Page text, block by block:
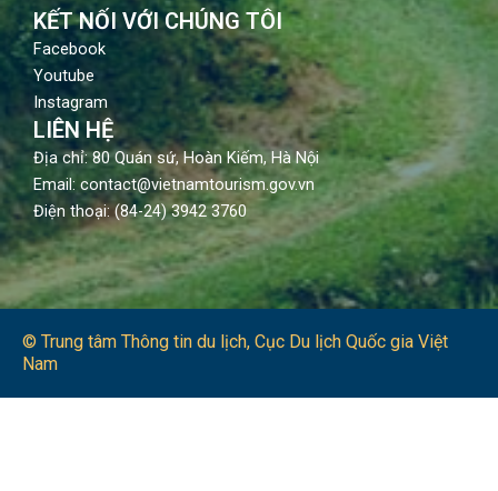
KẾT NỐI VỚI CHÚNG TÔI
Facebook
Youtube
Instagram
LIÊN HỆ
Địa chỉ: 80 Quán sứ, Hoàn Kiếm, Hà Nội
Email: contact@vietnamtourism.gov.vn
Điện thoại: (84-24) 3942 3760
© Trung tâm Thông tin du lịch​, Cục Du lịch Quốc gia Việt
Nam